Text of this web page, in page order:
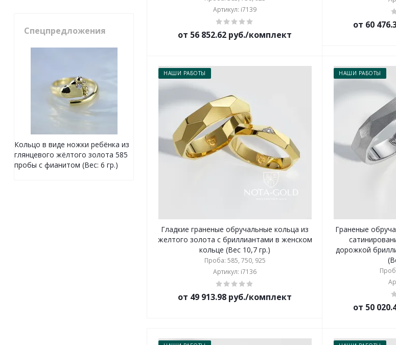
Артикул: i7139
от 56 852.62 руб./комплект
от 60
НАШИ РАБОТЫ
Гладкие граненые обручальные кольца из
желтого золота с бриллиантами в женском
кольце (Вес 10,7 гр.)
Проба: 585, 750, 925
Артикул: i7136
от 49 913.98 руб./комплект
НАШИ РАБОТЫ
Граненые
дорожкой
от 50
Спецпредложения
Кольцо в виде ножки ребёнка из
глянцевого жёлтого золота 585
пробы с фианитом (Вес: 6 гр.)